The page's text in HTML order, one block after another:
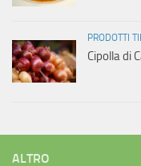
PRODOTTI
Cipolla di
ALTRO